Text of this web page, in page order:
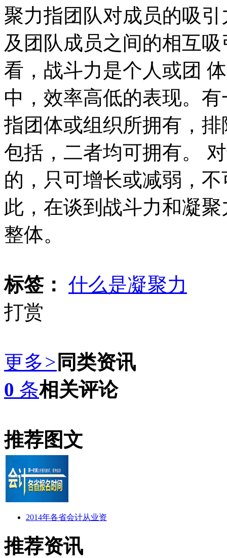
聚力指团队对成员的吸
及团队成员之间的相互
看，战斗力是个人或团
中，效率高低的表现。
指团体或组织所拥有，
包括，二者均可拥有。
的，只可增长或减弱，
此，在谈到战斗力和凝
整体。
标签： 什么是凝聚力
打赏
更多> 同类资讯
0 条相关评论
推荐图文
2014年各省会计从业资
推荐资讯